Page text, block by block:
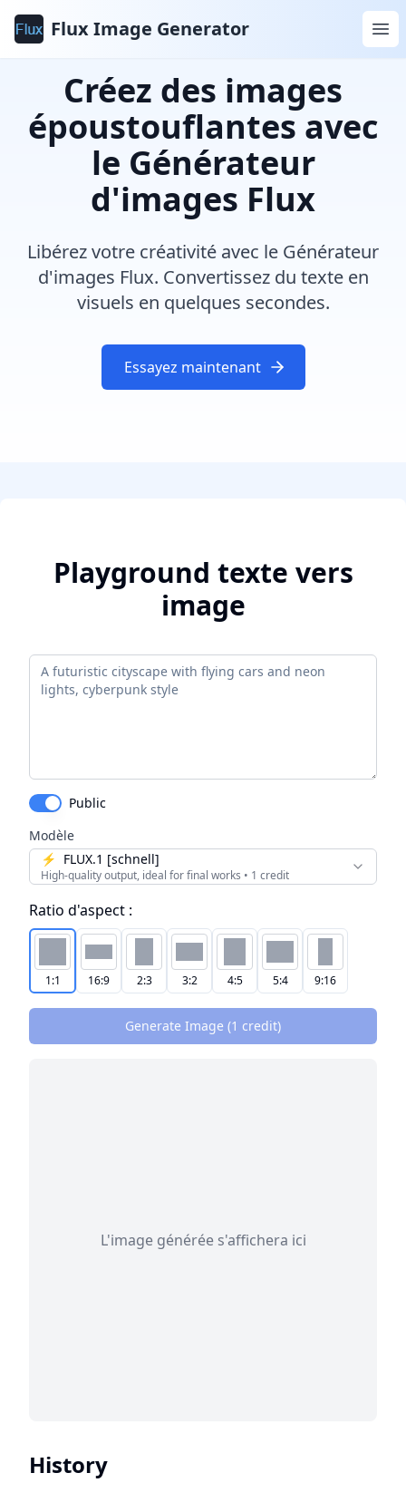
Flux Image Generator
Créez des images
époustouflantes avec
le Générateur
d'images Flux
Libérez votre créativité avec le Générateur
d'images Flux. Convertissez du texte en
visuels en quelques secondes.
Essayez maintenant
Playground texte vers
image
Public
Modèle
⚡ FLUX.1 [schnell]
High-quality output, ideal for final works • 1 credit
Ratio d'aspect :
1:1 16:9 2:3 3:2 4:5 5:4 9:16
Generate Image (1 credit)
L'image générée s'affichera ici
History